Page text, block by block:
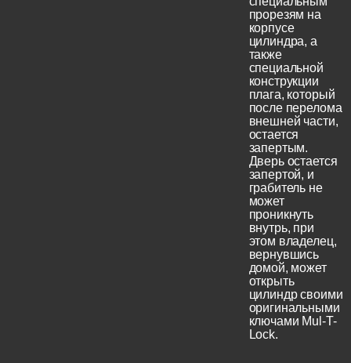
прорезям на
корпусе
цилиндра, а
также
специальной
конструкции
плага, который
после перелома
внешней части,
остается
запертым.
Дверь остается
запертой, и
грабитель не
может
проникнуть
внутрь, при
этом владелец,
вернувшись
домой, может
открыть
цилиндр своими
оригинальными
ключами Mul-T-
Lock.